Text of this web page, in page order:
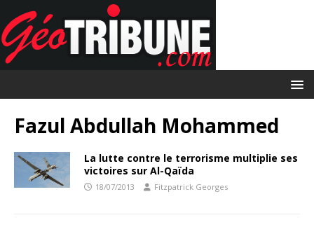
Fazul Abdullah Mohammed
La lutte contre le terrorisme multiplie ses
victoires sur Al-Qaïda
18/07/2013 Fitzpatrick Georges